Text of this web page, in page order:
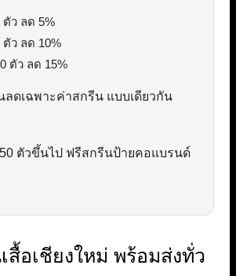
ตัว ลด 5%
ตัว ลด 10%
ตัว ลด 15%
ลดเฉพาะค่าสกรีน แบบเดียวกัน
ตัวขึ้นไป ฟรีสกรีนป้ายคอแบรนด์
สื้อเชียงใหม่ พร้อมส่งทั่ว